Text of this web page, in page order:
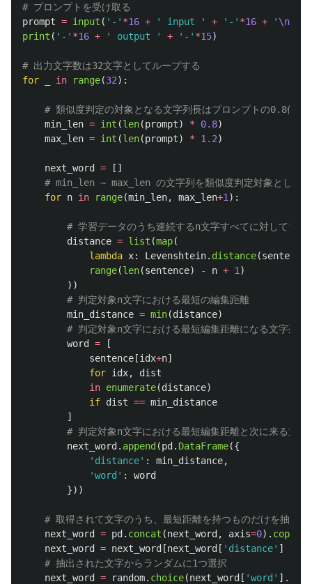
prompt = input ( ' - ' *16 + ' input ' + ' - ' *16 + ' \n
print ( ' - ' *16 + ' output ' + ' - ' *15)
for
in range(32):
min_len = int (len(prompt) * 0.8)
max_len = int (len(prompt) * 1.2)
next_word = []
for n in range(min_len, max_len+1 ):
distance = list (map(
lambda x: Levenshtein. distance(sentence
range(len(sentence) - n + 1 )
))
min_distance = min(distance)
word =
[
sentence [idx+n]
for idx,
dist
in enumerate(distance)
if dist == min_distance
]
next_word . append (pd . DataFrame({
' distance' : min_distance,
'word ' :
word
}))
next_word
= pd . concat (next_word , axis=0). copy
next_word
= next_word [next_word [ ' distance' ]
next_word
= random. choice(next_word [ 'word ' ].